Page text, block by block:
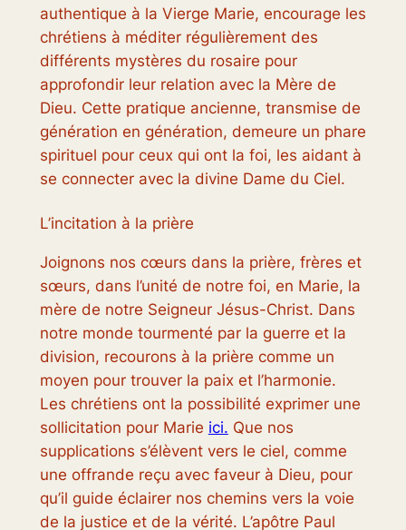
authentique à la Vierge Marie, encourage les
chrétiens à méditer régulièrement des
différents mystères du rosaire pour
approfondir leur relation avec la Mère de
Dieu. Cette pratique ancienne, transmise de
génération en génération, demeure un phare
spirituel pour ceux qui ont la foi, les aidant à
se connecter avec la divine Dame du Ciel.
L’incitation à la prière
Joignons nos cœurs dans la prière, frères et
sœurs, dans l’unité de notre foi, en Marie, la
mère de notre Seigneur Jésus-Christ. Dans
notre monde tourmenté par la guerre et la
division, recourons à la prière comme un
moyen pour trouver la paix et l’harmonie.
Les chrétiens ont la possibilité exprimer une
sollicitation pour Marie ici. Que nos
supplications s’élèvent vers le ciel, comme
une offrande reçu avec faveur à Dieu, pour
qu’il guide éclairer nos chemins vers la voie
de la justice et de la vérité. L’apôtre Paul